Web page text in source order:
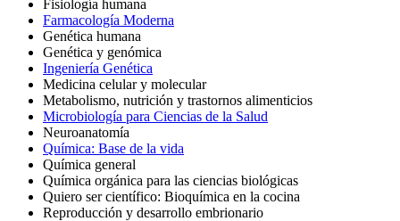
Fisiología humana
Farmacología Moderna
Genética humana
Genética y genómica
Ingeniería Genética
Medicina celular y molecular
Metabolismo, nutrición y trastornos alimenticios
Microbiología para Ciencias de la Salud
Neuroanatomía
Química: Base de la vida
Química general
Química orgánica para las ciencias biológicas
Quiero ser científico: Bioquímica en la cocina
Reproducción y desarrollo embrionario